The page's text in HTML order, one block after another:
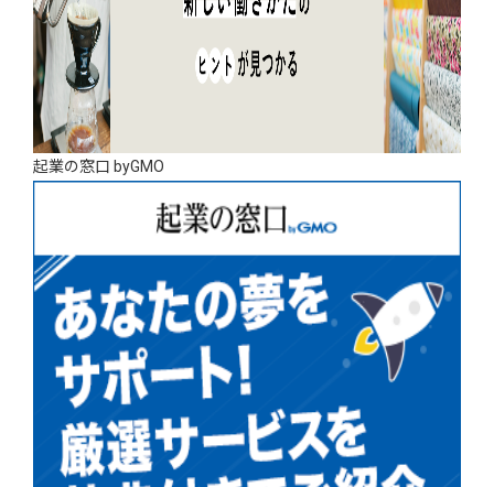
起業の窓口 byGMO